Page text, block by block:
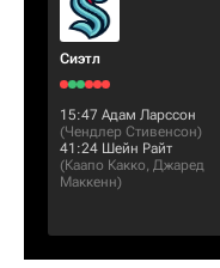
Сиэтл
15:47 Адам Ларссон
(Чендлер Стивенсон)
41:24 Шейн Райт
(Каапо Какко, Джаред
Маккенн)